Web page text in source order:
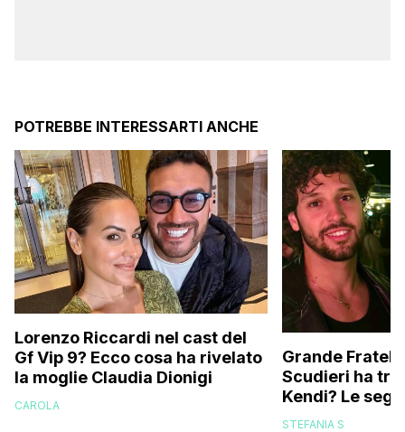
POTREBBE INTERESSARTI ANCHE
Lorenzo Riccardi nel cast del
Gf Vip 9? Ecco cosa ha rivelato
la moglie Claudia Dionigi
CAROLA
Grande
Scudieri ha
Kendi? Le
replica dell’ex
STEFANIA S